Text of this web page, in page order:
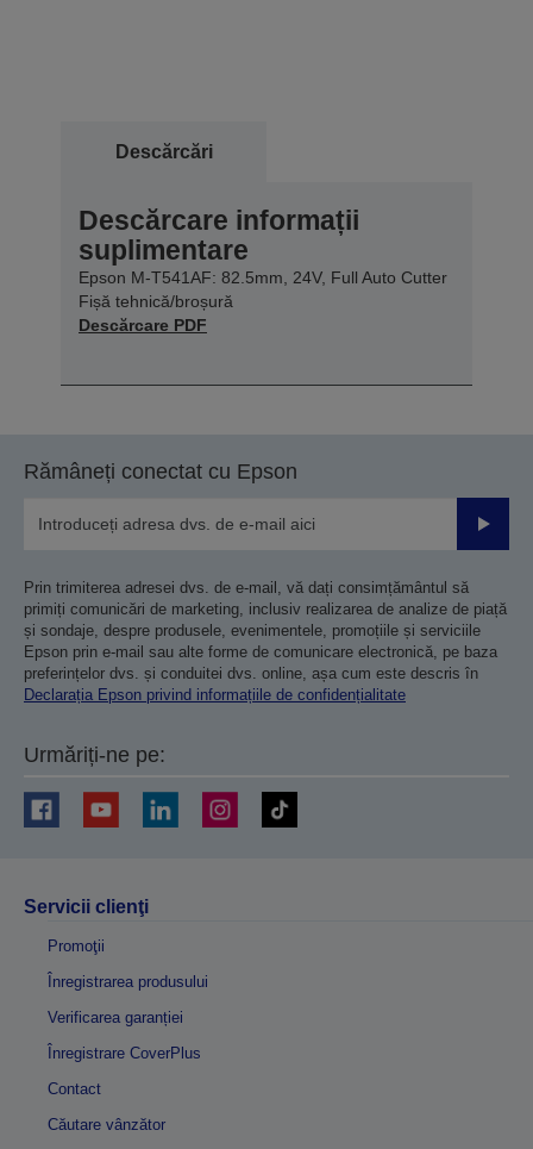
Descărcări
Descărcare informații
suplimentare
Epson M-T541AF: 82.5mm, 24V, Full Auto Cutter
Fișă tehnică/broșură
Descărcare PDF
Rămâneți conectat cu Epson
Prin trimiterea adresei dvs. de e-mail, vă dați consimțământul să
primiți comunicări de marketing, inclusiv realizarea de analize de piață
și sondaje, despre produsele, evenimentele, promoțiile și serviciile
Epson prin e-mail sau alte forme de comunicare electronică, pe baza
preferințelor dvs. și conduitei dvs. online, așa cum este descris în
Declarația Epson privind informațiile de confidențialitate
Urmăriți-ne pe:
Servicii clienţi
Promoţii
Înregistrarea produsului
Verificarea garanției
Înregistrare CoverPlus
Contact
Căutare vânzător